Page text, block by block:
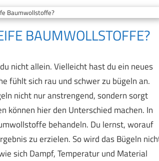
Baumwollstoffe?
BAUMWOLLSTOFFE?
nicht allein. Vielleicht hast du ein neues
fühlt sich rau und schwer zu bügeln an.
nicht nur anstrengend, sondern sorgt
können hier den Unterschied machen. In
behandeln. Du lernst, worauf
zu erzielen. So wird das Bügeln
sich Dampf, Temperatur und Material